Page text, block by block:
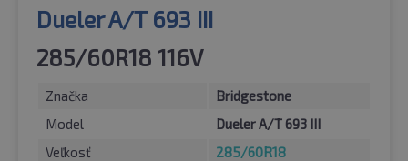
Dueler A/T 693 III
285/60R18 116V
Značka
Bridgestone
Model
Dueler A/T 693 III
Veľkosť
285/60R18